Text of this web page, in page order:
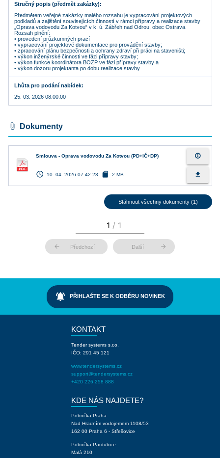
Stručný popis (předmět zakázky)
Předmětem veřejné zakázky malého rozsahu je vypracování projektových
podkladů a zajištění souvisejících činností v rámci přípravy a realizace stavby
„Oprava vodovodu Za Kotvou“ v k. ú. Zábřeh nad Odrou, obec Ostrava.
Rozsah plnění:
• provedení průzkumných prací
• vypracování projektové dokumentace pro provádění stavby;
• zpracování plánu bezpečnosti a ochrany zdraví při práci na staveništi;
• výkon inženýrské činnosti ve fázi přípravy stavby;
• výkon funkce koordinátora BOZP ve fázi přípravy stavby a
• výkon dozoru projektanta po dobu realizace stavby
Lhůta pro podání nabídek
25. 03. 2026 08:00:00
attach_file Dokumenty
Smlouva - Oprava vodovodu Za Kotvou (PD+IČ+DP)
access_time 10. 04. 2026 07:42:23 sd_card 2 MB
info_outline
file_download
Stáhnout všechny dokumenty (1)
arrow_back Předchozí Další arrow_forward
notifications_active PŘIHLAŠTE SE K ODBĚRU NOVINEK
KONTAKT
Tender systems s.r.o.
IČO: 291 45 121
www.tendersystems.cz
support@tendersystems.cz
+420 226 258 888
KDE NÁS NAJDETE?
Pobočka Praha
Nad Hradním vodojemem 1108/53
162 00 Praha 6 - Střešovice
Pobočka Pardubice
Malá 210